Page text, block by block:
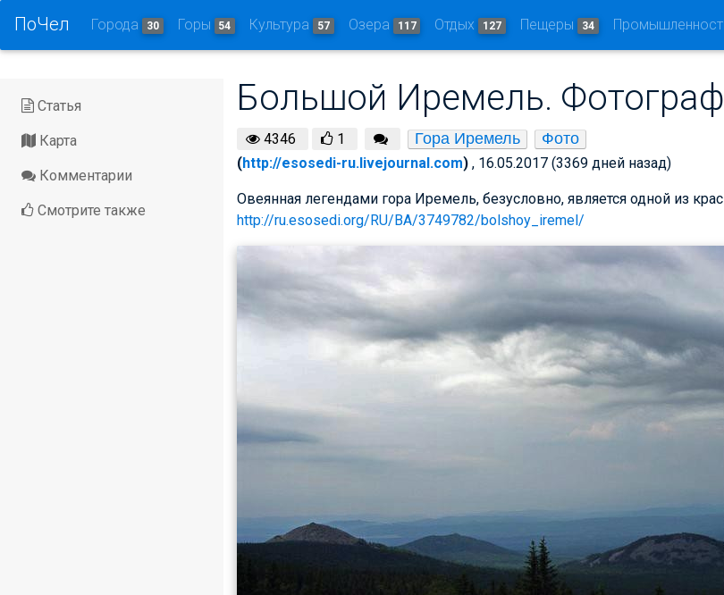
ПоЧел Города 30 Горы 54 Культура 57 Озера 117 Отдых 127 Пещеры 34
Статья
Карта
Комментарии
Смотрите также
Большой Иремель.
4346 1 Гора Иремель Фото
(http://esosedi-ru.livejournal.com) , 16.05.2017 (3369 дней назад)
Овеянная легендами гора Иремель, безусловно, является одной из
http://ru.esosedi.org/RU/BA/3749782/bolshoy_iremel/